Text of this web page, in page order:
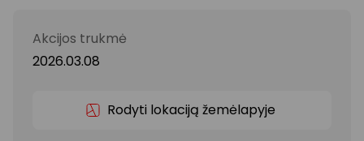
Akcijos trukmė
2026.03.08
Rodyti lokaciją žemėlapyje